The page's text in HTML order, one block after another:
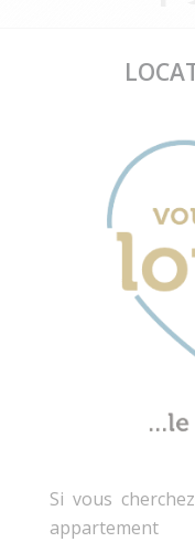
Si vous